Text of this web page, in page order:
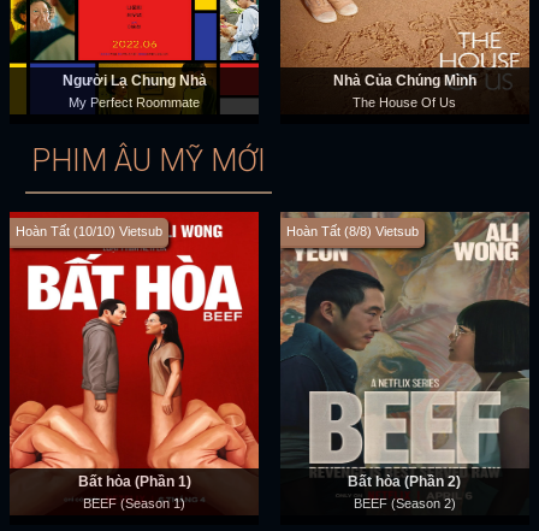
Người Lạ Chung Nhà
My Perfect Roommate
Nhà Của Chúng Mình
The House Of Us
PHIM ÂU MỸ MỚI
Hoàn Tất (10/10) Vietsub
Bất hòa (Phần 1)
BEEF (Season 1)
Hoàn Tất (8/8) Vietsub
Bất hòa (Phần 2)
BEEF (Season 2)